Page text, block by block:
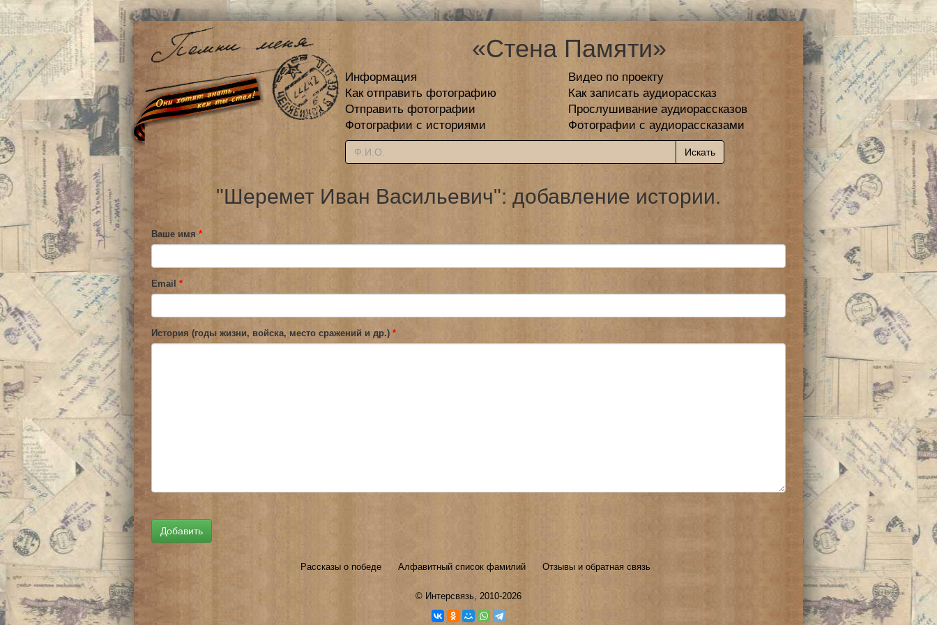
«Стена Памяти»
Информация
Видео по проекту
Как отправить фотографию
Как записать аудиорассказ
Отправить фотографии
Прослушивание аудиорассказов
Фотографии с историями
Фотографии с аудиорассказами
"Шеремет Иван Васильевич": добавление истории.
Ваше имя *
Email *
История (годы жизни, войска, место сражений и др.) *
Рассказы о победе Алфавитный список фамилий Отзывы и обратная связь
© Интерсвязь , 2010-2026